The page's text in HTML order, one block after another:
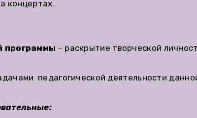
концертах.
программы – раскрытие творческой
педагогической деятельности